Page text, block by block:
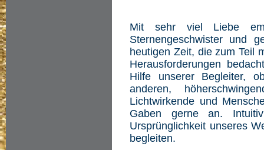
Mit sehr viel Liebe
Sternengeschwister und
heutigen Zeit, die zum Teil
Herausforderungen
Hilfe unserer Begleiter,
anderen,
Lichtwirkende und
Gaben gerne an.
Ursprünglichkeit unseres
begleiten.